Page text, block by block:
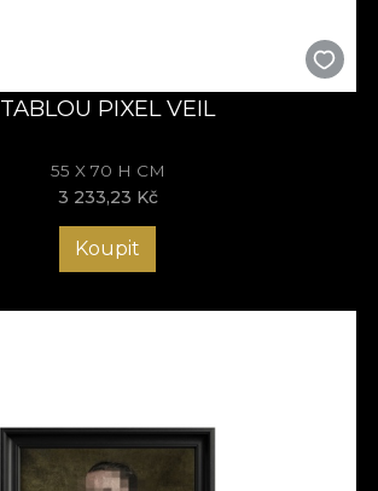
TABLOU PIXEL VEIL
55 X 70 H CM
3 233,23 Kč
Koupit